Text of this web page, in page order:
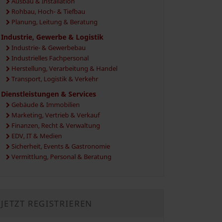
Rohbau, Hoch- & Tiefbau
Planung, Leitung & Beratung
Industrie, Gewerbe & Logistik
Industrie- & Gewerbebau
Industrielles Fachpersonal
Herstellung, Verarbeitung & Handel
Transport, Logistik & Verkehr
Dienstleistungen & Services
Gebäude & Immobilien
Marketing, Vertrieb & Verkauf
Finanzen, Recht & Verwaltung
EDV, IT & Medien
Sicherheit, Events & Gastronomie
Vermittlung, Personal & Beratung
JETZT REGISTRIEREN